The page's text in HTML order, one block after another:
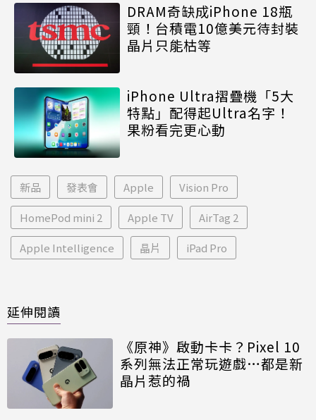
DRAM奇缺成iPhone 18瓶
頸！台積電10億美元待封裝
晶片只能枯等
iPhone Ultra摺疊機「5大
特點」配得起Ultra名字！
果粉看完更心動
新品 發表會 Apple Vision Pro
HomePod mini 2 Apple TV AirTag 2
Apple Intelligence 晶片 iPad Pro
延伸閱讀
《原神》啟動卡卡？Pixel 10
系列無法正常玩遊戲…都是新
晶片惹的禍